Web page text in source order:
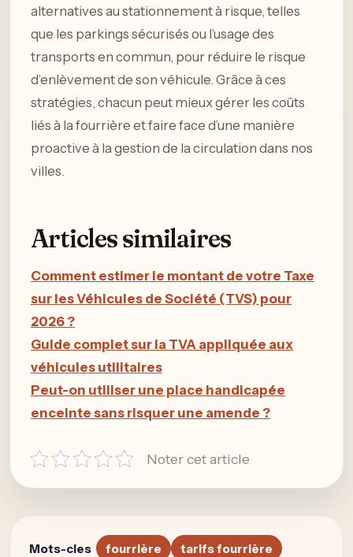
alternatives au stationnement à risque, telles
que les parkings sécurisés ou l’usage des
transports en commun, pour réduire le risque
d’enlèvement de son véhicule. Grâce à ces
stratégies, chacun peut mieux gérer les coûts
liés à la fourrière et faire face d’une manière
proactive à la gestion de la circulation dans nos
villes.
Articles similaires
Comment estimer le montant de votre Taxe
sur les Véhicules de Société (TVS) pour
2026 ?
Guide complet sur la TVA appliquée aux
véhicules utilitaires
Peut-on utiliser une place handicapée
enceinte sans risquer une amende ?
Noter cet article
Mots-cles fourrière
tarifs fourrière